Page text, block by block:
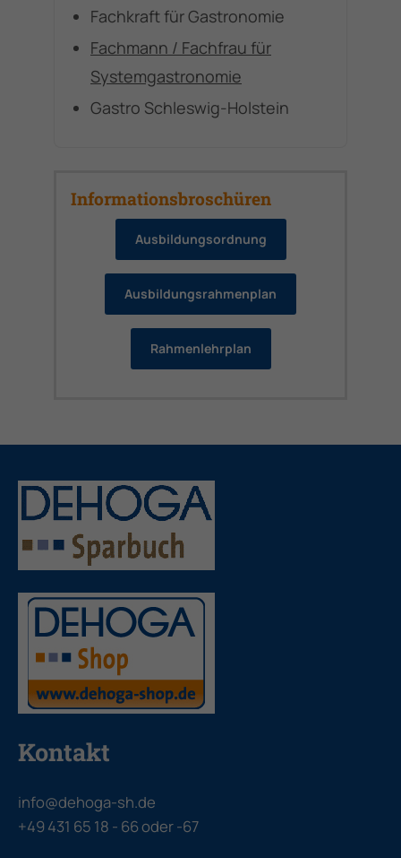
Fachkraft für Gastronomie
Fachmann / Fachfrau für
Systemgastronomie
Gastro Schleswig-Holstein
Informationsbroschüren
Ausbildungsordnung
Ausbildungsrahmenplan
Rahmenlehrplan
Kontakt
info@dehoga-sh.de
+49 431 65 18 - 66oder-67